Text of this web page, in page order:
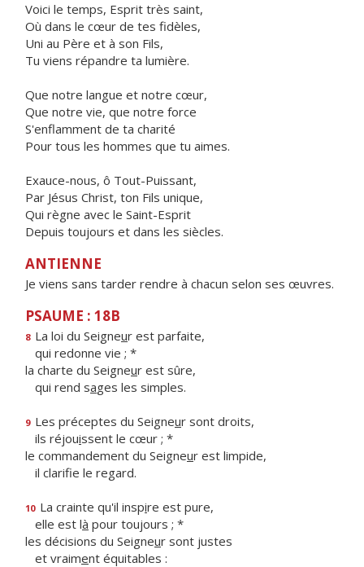
Voici le temps, Esprit très saint,
Où dans le cœur de tes fidèles,
Uni au Père et à son Fils,
Tu viens répandre ta lumière.
Que notre langue et notre cœur,
Que notre vie, que notre force
S'enflamment de ta charité
Pour tous les hommes que tu aimes.
Exauce-nous, ô Tout-Puissant,
Par Jésus Christ, ton Fils unique,
Qui règne avec le Saint-Esprit
Depuis toujours et dans les siècles.
ANTIENNE
Je viens sans tarder rendre à chacun selon ses œuvres.
PSAUME : 18B
8 La loi du Seigneur est parfaite,
qui redonne vie ; *
la charte du Seigneur est sûre,
qui rend sages les simples.
9 Les préceptes du Seigneur sont droits,
ils réjouissent le cœur ; *
le commandement du Seigneur est limpide,
il clarife le regard.
10 La crainte qu'il inspire est pure,
elle est là pour toujours ; *
les décisions du Seigneur sont justes
et vraiment équitables :